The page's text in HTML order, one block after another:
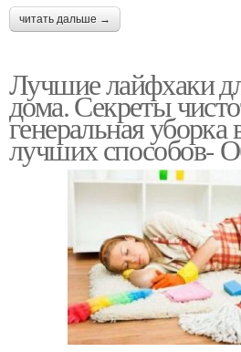
читать дальше →
Лучшие лайфхаки
дома. Секреты
генеральная уборка
лучших способов-